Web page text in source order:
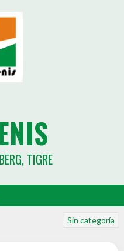
TIGRE
Sin categoría